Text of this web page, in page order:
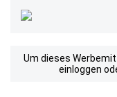
Um dieses
einloggen